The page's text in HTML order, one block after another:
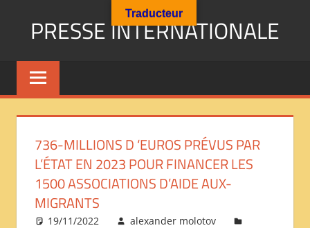
PRESSE INTERNATIONALE
Presse
Internationale
Géopolitique
Immigration
Société
Emploi
Economie
Géostratégie-
736-MILLIONS D ‘EUROS PRÉVUS PAR
L’ÉTAT EN 2023 POUR FINANCER LES
1500 ASSOCIATIONS D’AIDE AUX-
MIGRANTS
19/11/2022
alexander molotov
Traducteur